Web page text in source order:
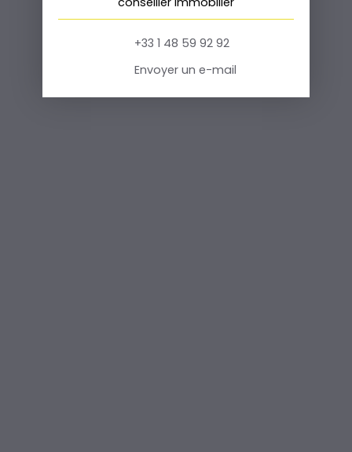
+33 1 48 59 92 92
Envoyer un e-mail